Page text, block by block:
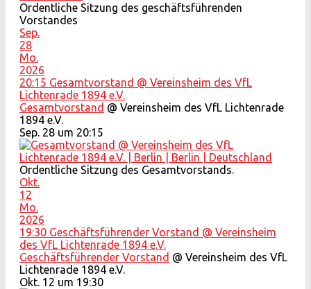
Ordentliche Sitzung des geschäftsführenden
Vorstandes
Sep.
28
Mo.
2026
20:15 Gesamtvorstand @ Vereinsheim des VfL
Lichtenrade 1894 e.V.
Gesamtvorstand @ Vereinsheim des VfL Lichtenrade
1894 e.V.
Sep. 28 um 20:15
Ordentliche Sitzung des Gesamtvorstands.
Okt.
12
Mo.
2026
19:30 Geschäftsführender Vorstand @ Vereinsheim
des VfL Lichtenrade 1894 e.V.
Geschäftsführender Vorstand @ Vereinsheim des VfL
Lichtenrade 1894 e.V.
Okt. 12 um 19:30